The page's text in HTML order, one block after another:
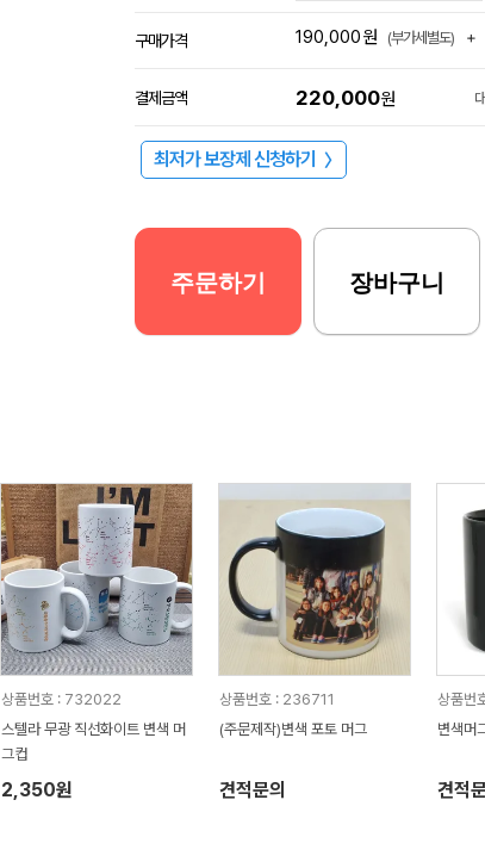
구매가격 190,000원 (부가세별도) +
결제금액 220,000원
최저가 보장제 신청하기 〉
주문하기 장바구니
상품번호 : 732022
스텔라 무광 직선화이트 변색 머
그컵
2,350원
상품번호 : 236711
(주문제작)변색 포토 머그
견적문의
상품번
변색머
견적